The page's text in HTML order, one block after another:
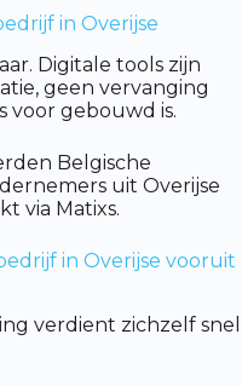
in Overijse
Digitale tools zijn
geen vervanging
voor gebouwd is.
Belgische
uit Overijse
via Matixs.
in Overijse vooruit
verdient zichzelf snel